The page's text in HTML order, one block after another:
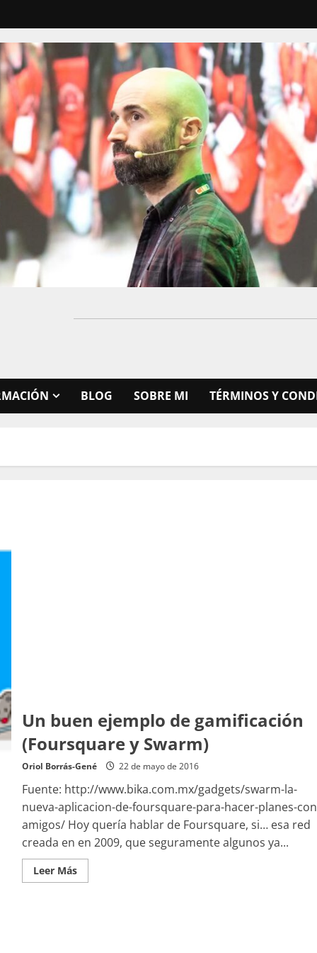
BLOG SOBRE MI TÉRMINOS Y
Un buen ejemplo de gamificación
(Foursquare y Swarm)
Oriol Borrás-Gené 22 de mayo de 2016
Fuente: http://www.bika.com.mx/gadgets/swarm-la-
nueva-aplicacion-de-foursquare-para-hacer-planes-
amigos/ Hoy quería hablar de Foursquare, si… esa red
creada en en 2009, que seguramente algunos ya...
Leer MásLeer
más